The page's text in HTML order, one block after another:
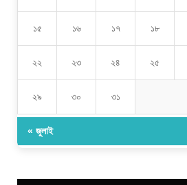
১৫ ১৬ ১৭ ১৮
২২ ২৩ ২৪ ২৫
২৯ ৩০ ৩১
« জুলাই